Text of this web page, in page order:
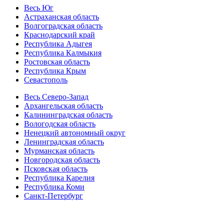
Весь Юг
Астраханская область
Волгоградская область
Краснодарский край
Республика Адыгея
Республика Калмыкия
Ростовская область
Республика Крым
Севастополь
Весь Северо-Запад
Архангельская область
Калининградская область
Вологодская область
Ненецкий автономный округ
Ленинградская область
Мурманская область
Новгородская область
Псковская область
Республика Карелия
Республика Коми
Санкт-Петербург